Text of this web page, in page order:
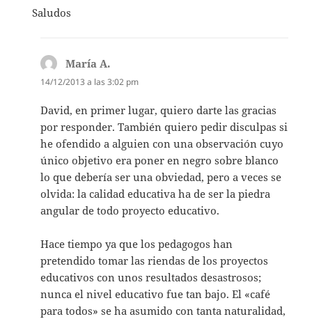
Saludos
María A.
14/12/2013 a las 3:02 pm
David, en primer lugar, quiero darte las gracias
por responder. También quiero pedir disculpas si
he ofendido a alguien con una observación cuyo
único objetivo era poner en negro sobre blanco
lo que debería ser una obviedad, pero a veces se
olvida: la calidad educativa ha de ser la piedra
angular de todo proyecto educativo.
Hace tiempo ya que los pedagogos han
pretendido tomar las riendas de los proyectos
educativos con unos resultados desastrosos;
nunca el nivel educativo fue tan bajo. El «café
para todos» se ha asumido con tanta naturalidad,